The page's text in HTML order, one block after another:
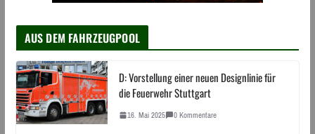
AUS DEM FAHRZEUGPOOL
D: Vorstellung einer neuen Designlinie für
die Feuerwehr Stuttgart
16. Mai 2025 0 Kommentare